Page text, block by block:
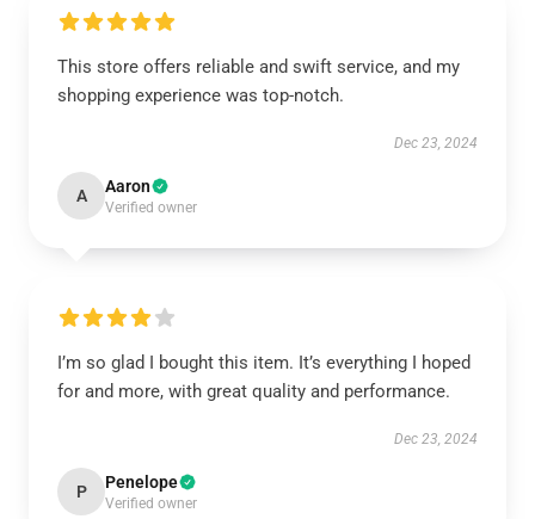
This store offers reliable and swift service, and my
shopping experience was top-notch.
Dec 23, 2024
A Aaron
Verified owner
I’m so glad I bought this item. It’s everything I hoped
for and more, with great quality and performance.
Dec 23, 2024
P Penelope
Verified owner